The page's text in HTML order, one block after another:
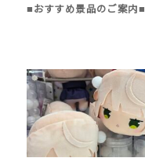
■おすすめ景品のご案内■